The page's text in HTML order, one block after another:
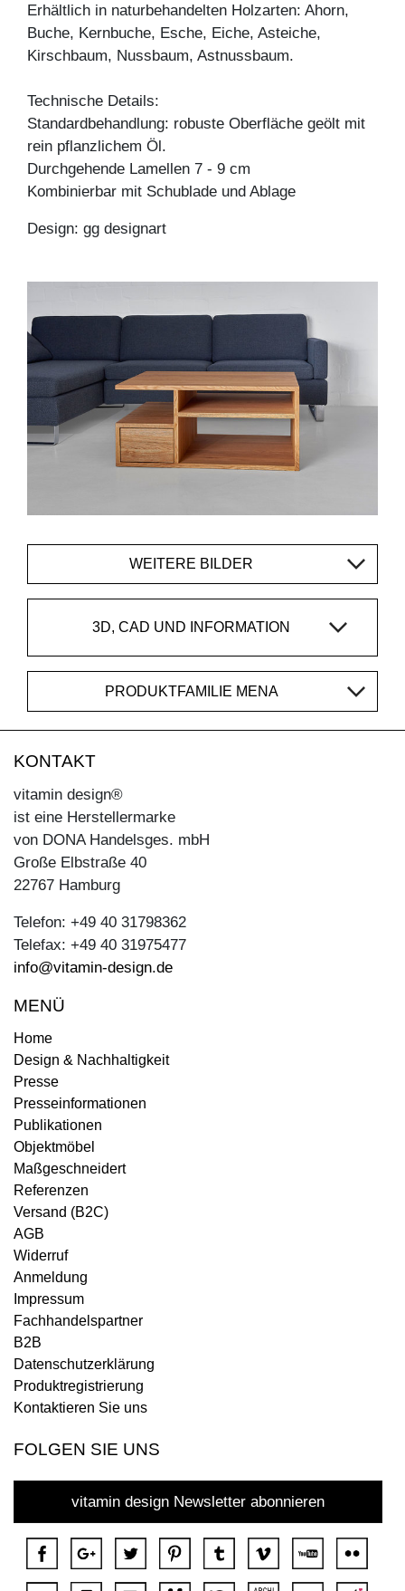
Erhältlich in naturbehandelten Holzarten: Ahorn,
Buche, Kernbuche, Esche, Eiche, Asteiche,
Kirschbaum, Nussbaum, Astnussbaum.
Technische Details:
Standardbehandlung: robuste Oberfläche geölt mit
rein pflanzlichem Öl.
Durchgehende Lamellen 7 - 9 cm
Kombinierbar mit Schublade und Ablage
Design: gg designart
WEITERE BILDER
3D, CAD UND INFORMATION
PRODUKTFAMILIE MENA
KONTAKT
vitamin design®
ist eine Herstellermarke
von DONA Handelsges. mbH
Große Elbstraße 40
22767 Hamburg
Telefon: +49 40 31798362
Telefax: +49 40 31975477
info@vitamin-design.de
MENÜ
Home
Design & Nachhaltigkeit
Presse
Presseinformationen
Publikationen
Objektmöbel
Maßgeschneidert
Referenzen
Versand (B2C)
AGB
Widerruf
Anmeldung
Impressum
Fachhandelspartner
B2B
Datenschutzerklärung
Produktregistrierung
Kontaktieren Sie uns
FOLGEN SIE UNS
vitamin design Newsletter abonnieren